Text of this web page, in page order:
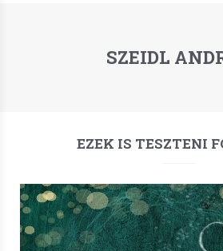
SZEIDL
EZEK IS TESZTENI